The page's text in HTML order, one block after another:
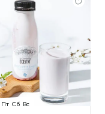
Пт Сб Вс